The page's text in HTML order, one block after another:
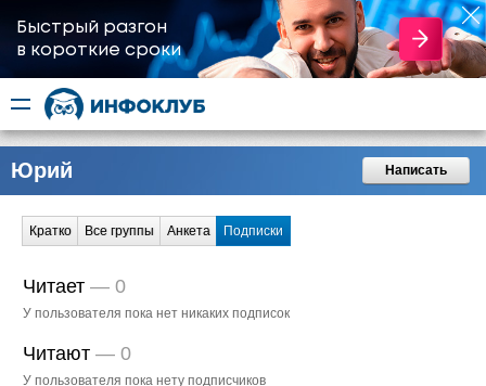
Быстрый разгон
​в короткие сроки
Юрий Написать
Кратко Все группы Анкета Подписки
Читает — 0
У пользователя пока нет никаких подписок
Читают — 0
У пользователя пока нету подписчиков